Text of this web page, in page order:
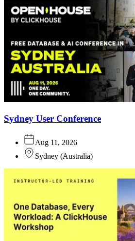
Sydney User Conference
Aug 11, 2026
Sydney (Australia)